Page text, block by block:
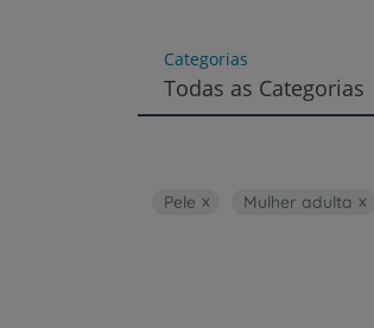
Categorias
Todas as Categorias
Pele Mulher adulta